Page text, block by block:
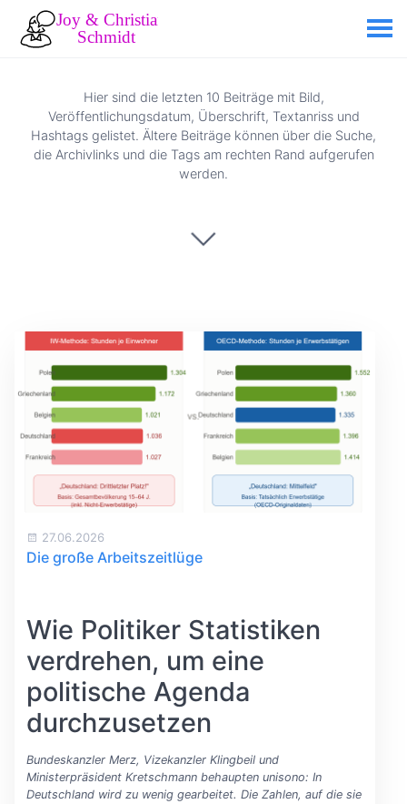
Hier sind die letzten 10 Beiträge mit Bild,
Veröffentlichungsdatum, Überschrift, Textanriss und
Hashtags gelistet. Ältere Beiträge können über die Suche,
die Archivlinks und die Tags am rechten Rand aufgerufen
werden.
27.06.2026
Die große Arbeitszeitlüge
Wie Politiker Statistiken
verdrehen, um eine
politische Agenda
durchzusetzen
Bundeskanzler Merz, Vizekanzler Klingbeil und
Ministerpräsident Kretschmann behaupten unisono: In
Deutschland wird zu wenig gearbeitet. Die Zahlen, auf die sie